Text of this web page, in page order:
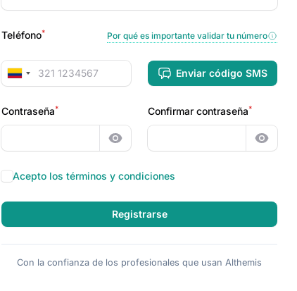
Register phone heading
Teléfono* Por qué es importante validar tu número
Teléfono Enviar código SMS
Contraseña*
Mostrar contraseña
Confirmar contraseña*
Acepto los términos y condiciones
Registrarse
Con la confianza de los profesionales que usan Althemis